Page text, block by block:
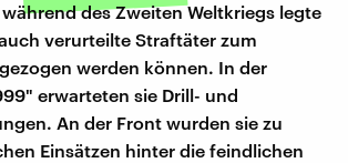
des Zweiten Weltkriegs legte
verurteilte Straftäter zum
werden können. In der
erwarteten sie Drill- und
An der Front wurden sie zu
Einsätzen hinter die feindlichen